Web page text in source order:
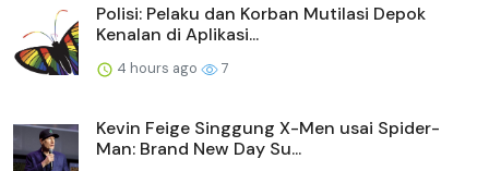
Polisi: Pelaku dan Korban Mutilasi Depok
Kenalan di Aplikasi...
4 hours ago 7
Kevin Feige Singgung X-Men usai Spider-
Man: Brand New Day Su...